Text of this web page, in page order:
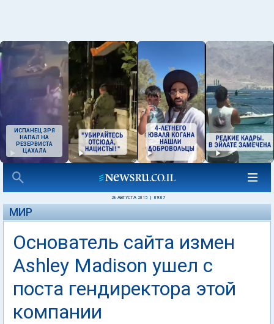
ИСПАНЕЦ ЗРЯ
НАПАЛ НА
РЕЗЕРВИСТА
ЦАХАЛА
28 АВГУСТА 2015 09:07
МИР
Основатель сайта измен
Ashley Madison ушел с
поста гендиректора этой
компании